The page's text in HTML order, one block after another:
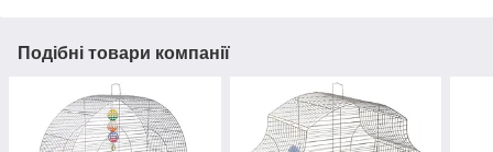
Подібні товари компанії